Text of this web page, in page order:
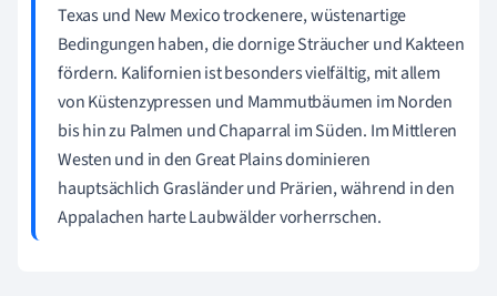
Texas und New Mexico trockenere, wüstenartige
Bedingungen haben, die dornige Sträucher und Kakteen
fördern. Kalifornien ist besonders vielfältig, mit allem
von Küstenzypressen und Mammutbäumen im Norden
bis hin zu Palmen und Chaparral im Süden. Im Mittleren
Westen und in den Great Plains dominieren
hauptsächlich Grasländer und Prärien, während in den
Appalachen harte Laubwälder vorherrschen.